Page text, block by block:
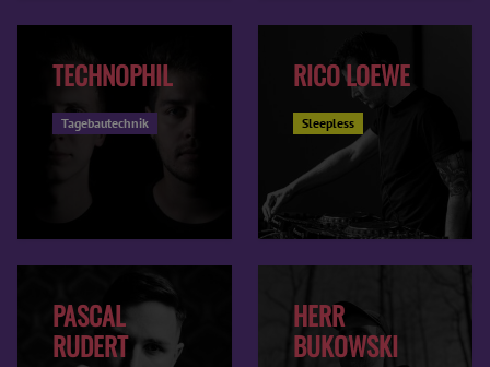
TECHNOPHIL
Tagebautechnik
RICO LOEWE
Sleepless
PASCAL
RUDERT
HERR
BUKOWSKI